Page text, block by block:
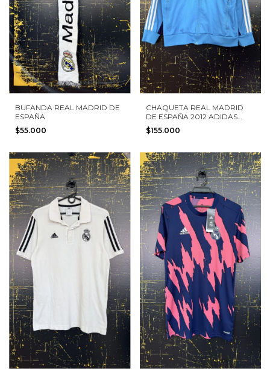
BUFANDA REAL MADRID DE
ESPAÑA
$55.000
CHAQUETA REAL MADRID
DE ESPAÑA 2012 ADIDAS
TALLA M
$155.000